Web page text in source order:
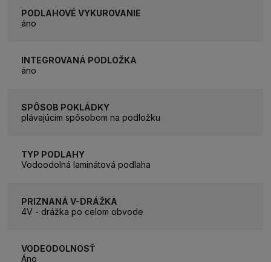
PODLAHOVÉ VYKUROVANIE
áno
INTEGROVANÁ PODLOŽKA
áno
SPÔSOB POKLÁDKY
plávajúcim spôsobom na podložku
TYP PODLAHY
Vodoodolná laminátová podlaha
PRIZNANÁ V-DRÁŽKA
4V - drážka po celom obvode
VODEODOLNOSŤ
Áno